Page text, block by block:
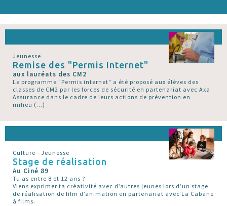
Jeunesse
Remise des "Permis Internet"
aux lauréats des CM2
Le programme "Permis internet" a été proposé aux élèves des
classes de CM2 par les forces de sécurité en partenariat avec Axa
Assurance dans le cadre de leurs actions de prévention en
milieu (…)
Culture - Jeunesse
Stage de réalisation
Au Ciné 89
Tu as entre 8 et 12 ans ?
Viens exprimer ta créativité avec d’autres jeunes lors d’un stage
de réalisation de film d’animation en partenariat avec La Cabane
à films.